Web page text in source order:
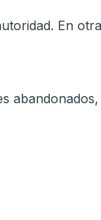
En